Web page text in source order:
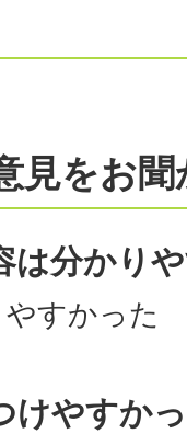
見をお
は分かり
すかった
けやすか